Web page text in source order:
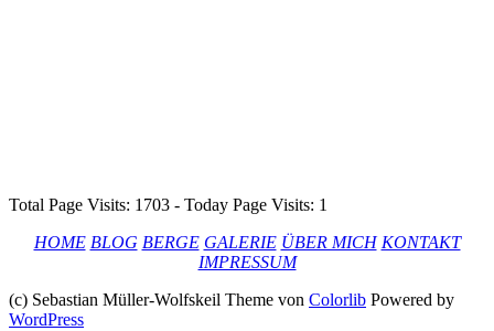
Total Page Visits: 1703 - Today Page Visits: 1
HOME BLOG BERGE GALERIE ÜBER MICH KONTAKT
IMPRESSUM
(c) Sebastian Müller-Wolfskeil Theme von Colorlib Powered by
WordPress